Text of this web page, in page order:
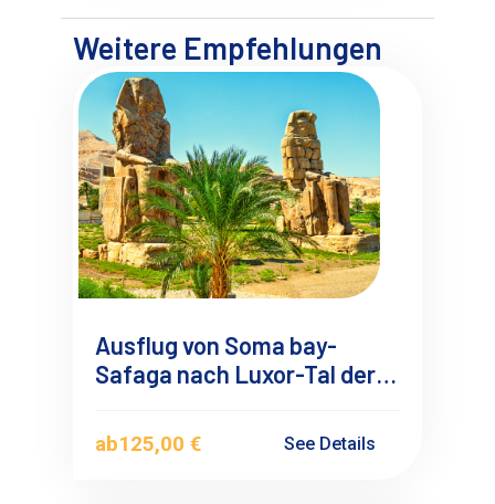
Weitere Empfehlungen
Ausflug von Soma bay-
Safaga nach Luxor-Tal der
Teilnehmern
ab125,00 € See Details